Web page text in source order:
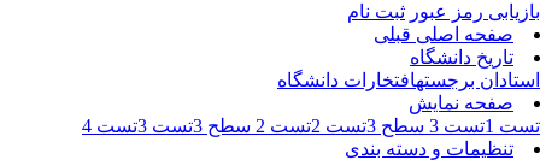
رمز عبور ثبت نام
صفحه اصلی قبلی
تاریخ دانشگاه
برجستهافتخارات دانشگاه
صفحه نمایش
1
تست 3 سطح 3 تست 2 تست 2 سطح 3 تست 3 تست 4
تنظیمات و دسته بندی